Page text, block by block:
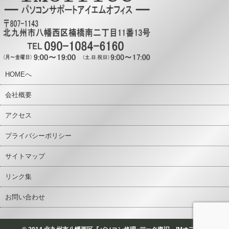
HOMEへ
会社概要
アクセス
プライバシーポリシー
サイトマップ
リンク集
お問い合わせ